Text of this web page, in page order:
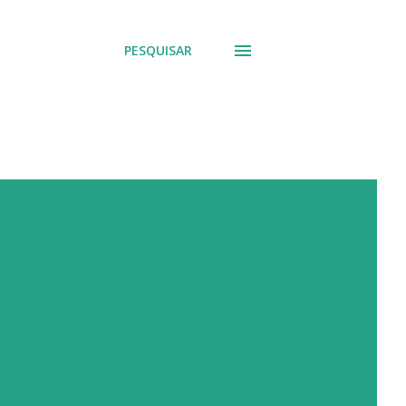
PESQUISAR